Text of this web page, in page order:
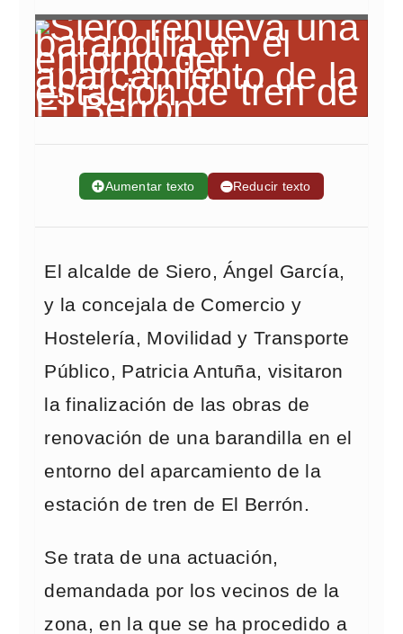
➕Aumentar texto ➖Reducir texto
El alcalde de Siero, Ángel García,
y la concejala de Comercio y
Hostelería, Movilidad y Transporte
Público, Patricia Antuña, visitaron
la finalización de las obras de
renovación de una barandilla en el
entorno del aparcamiento de la
estación de tren de El Berrón.
Se trata de una actuación,
demandada por los vecinos de la
zona, en la que se ha procedido a